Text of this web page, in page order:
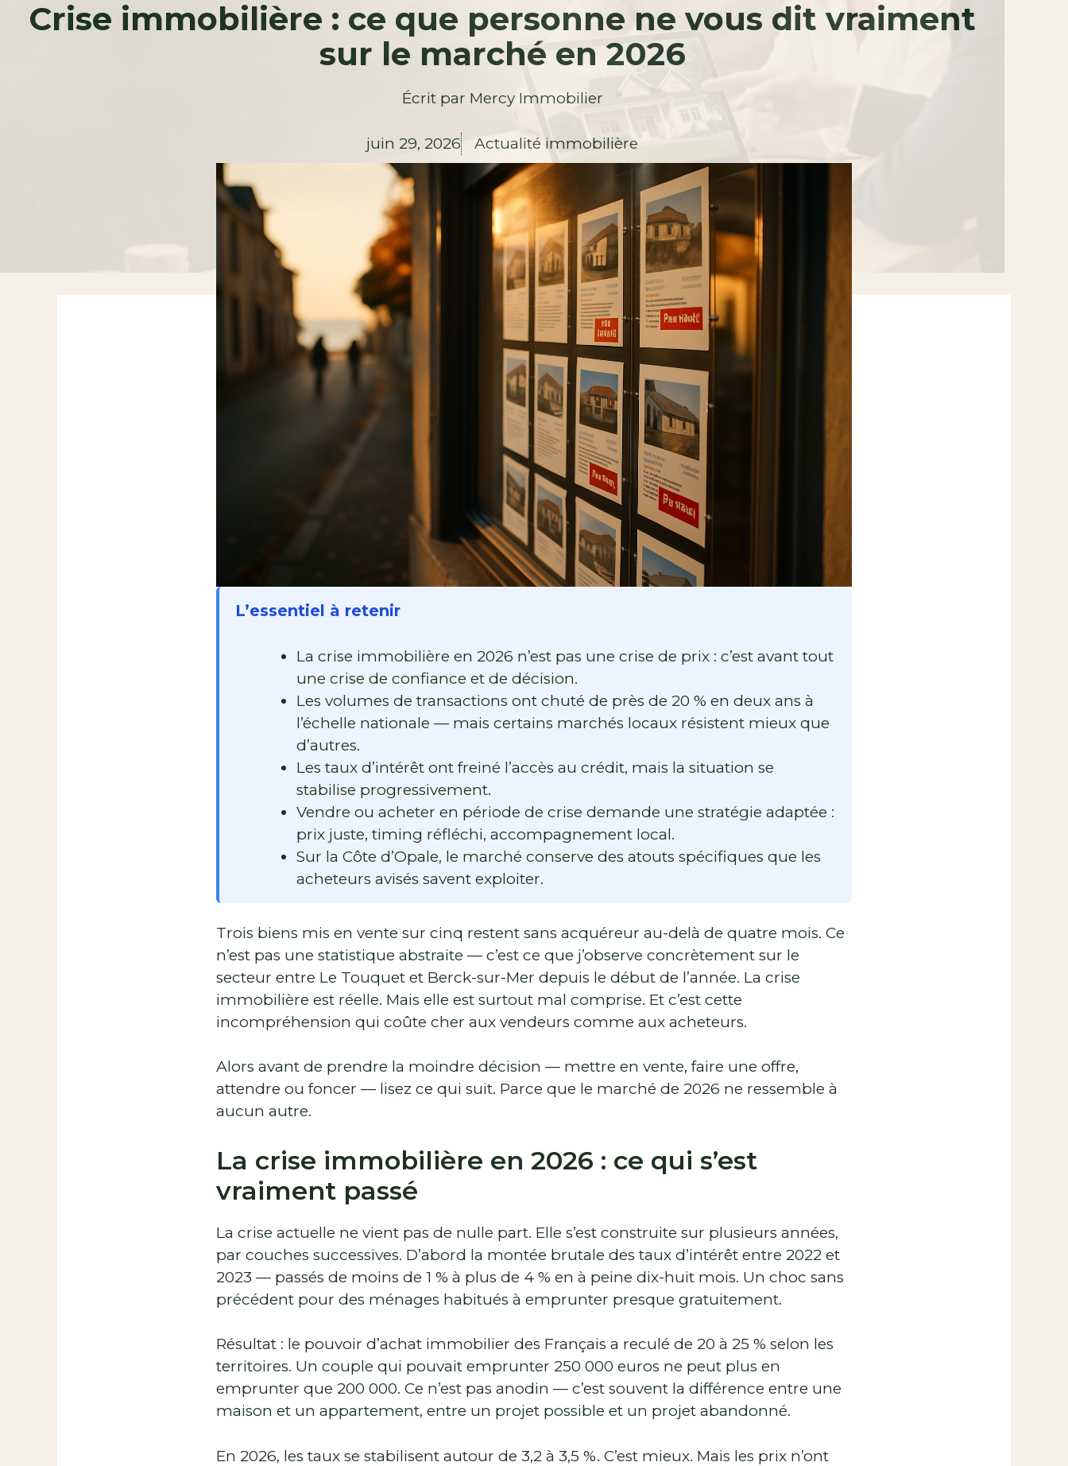
Crise immobilière : ce que personne ne vous dit vraiment
sur le marché en 2026
Écrit par Mercy Immobilier
juin 29, 2026 Actualité immobilière
L’essentiel à retenir
La crise immobilière en 2026 n’est pas une crise de prix : c’est avant tout
une crise de confiance et de décision.
Les volumes de transactions ont chuté de près de 20 % en deux ans à
l’échelle nationale — mais certains marchés locaux résistent mieux que
d’autres.
Les taux d’intérêt ont freiné l’accès au crédit, mais la situation se
stabilise progressivement.
Vendre ou acheter en période de crise demande une stratégie adaptée :
prix juste, timing réfléchi, accompagnement local.
Sur la Côte d’Opale, le marché conserve des atouts spécifiques que les
acheteurs avisés savent exploiter.
Trois biens mis en vente sur cinq restent sans acquéreur au-delà de quatre mois. Ce
n’est pas une statistique abstraite — c’est ce que j’observe concrètement sur le
secteur entre Le Touquet et Berck-sur-Mer depuis le début de l’année. La crise
immobilière est réelle. Mais elle est surtout mal comprise. Et c’est cette
incompréhension qui coûte cher aux vendeurs comme aux acheteurs.
Alors avant de prendre la moindre décision — mettre en vente, faire une offre,
attendre ou foncer — lisez ce qui suit. Parce que le marché de 2026 ne ressemble à
aucun autre.
La crise immobilière en 2026 : ce qui s’est
vraiment passé
La crise actuelle ne vient pas de nulle part. Elle s’est construite sur plusieurs années,
par couches successives. D’abord la montée brutale des taux d’intérêt entre 2022 et
2023 — passés de moins de 1 % à plus de 4 % en à peine dix-huit mois. Un choc sans
précédent pour des ménages habitués à emprunter presque gratuitement.
Résultat : le pouvoir d’achat immobilier des Français a reculé de 20 à 25 % selon les
territoires. Un couple qui pouvait emprunter 250 000 euros ne peut plus en
emprunter que 200 000. Ce n’est pas anodin — c’est souvent la différence entre une
maison et un appartement, entre un projet possible et un projet abandonné.
En 2026, les taux se stabilisent autour de 3,2 à 3,5 %. C’est mieux. Mais les prix n’ont